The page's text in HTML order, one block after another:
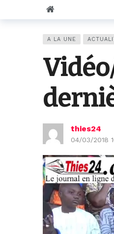
A LA UNE
thies24
04/03/2018